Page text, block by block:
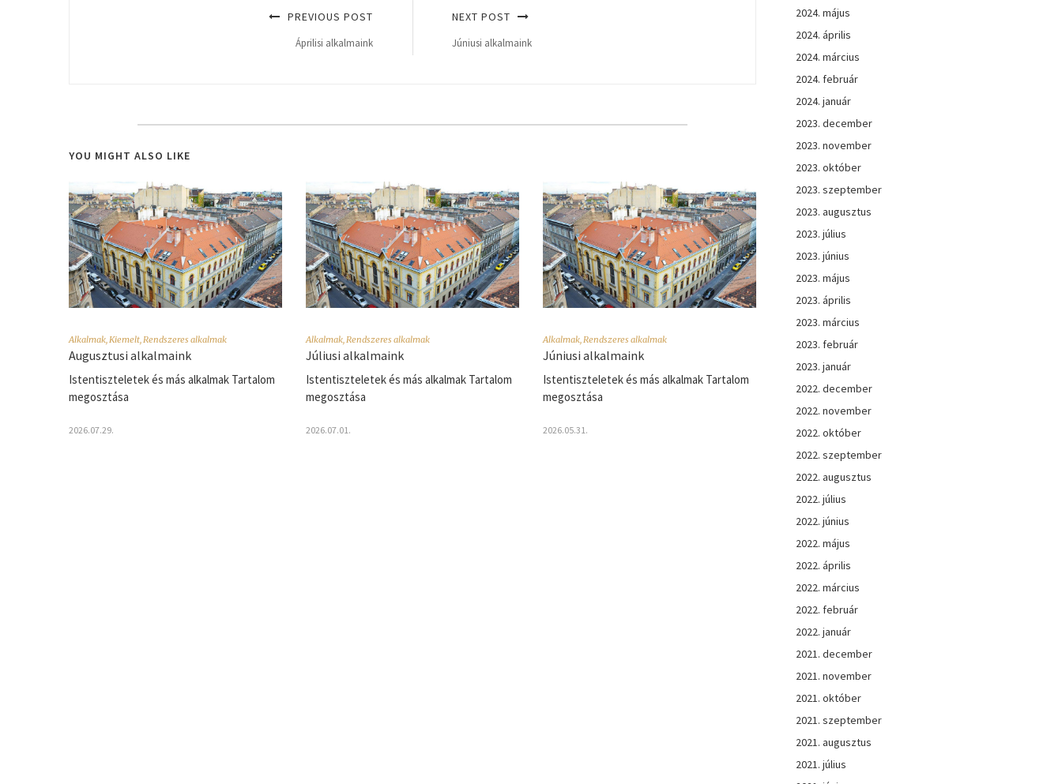
PREVIOUS POST
Áprilisi alkalmaink
NEXT POST
Júniusi alkalmaink
YOU MIGHT ALSO LIKE
Alkalmak,Kiemelt,Rendszeres alkalmak
Augusztusi alkalmaink
Istentiszteletek és más alkalmak Tartalom
megosztása
2026.07.29.
Alkalmak,Rendszeres alkalmak
Júliusi alkalmaink
Istentiszteletek és más alkalmak Tartalom
megosztása
2026.07.01.
Alkalmak,Rendszeres alkalmak
Júniusi alkalmaink
Istentiszteletek és más alkalmak Tartalom
megosztása
2026.05.31.
2024. május
2024. április
2024. március
2024. február
2024. január
2023. december
2023. november
2023. október
2023. szeptember
2023. augusztus
2023. július
2023. június
2023. május
2023. április
2023. március
2023. február
2023. január
2022. december
2022. november
2022. október
2022. szeptember
2022. augusztus
2022. július
2022. június
2022. május
2022. április
2022. március
2022. február
2022. január
2021. december
2021. november
2021. október
2021. szeptember
2021. augusztus
2021. július